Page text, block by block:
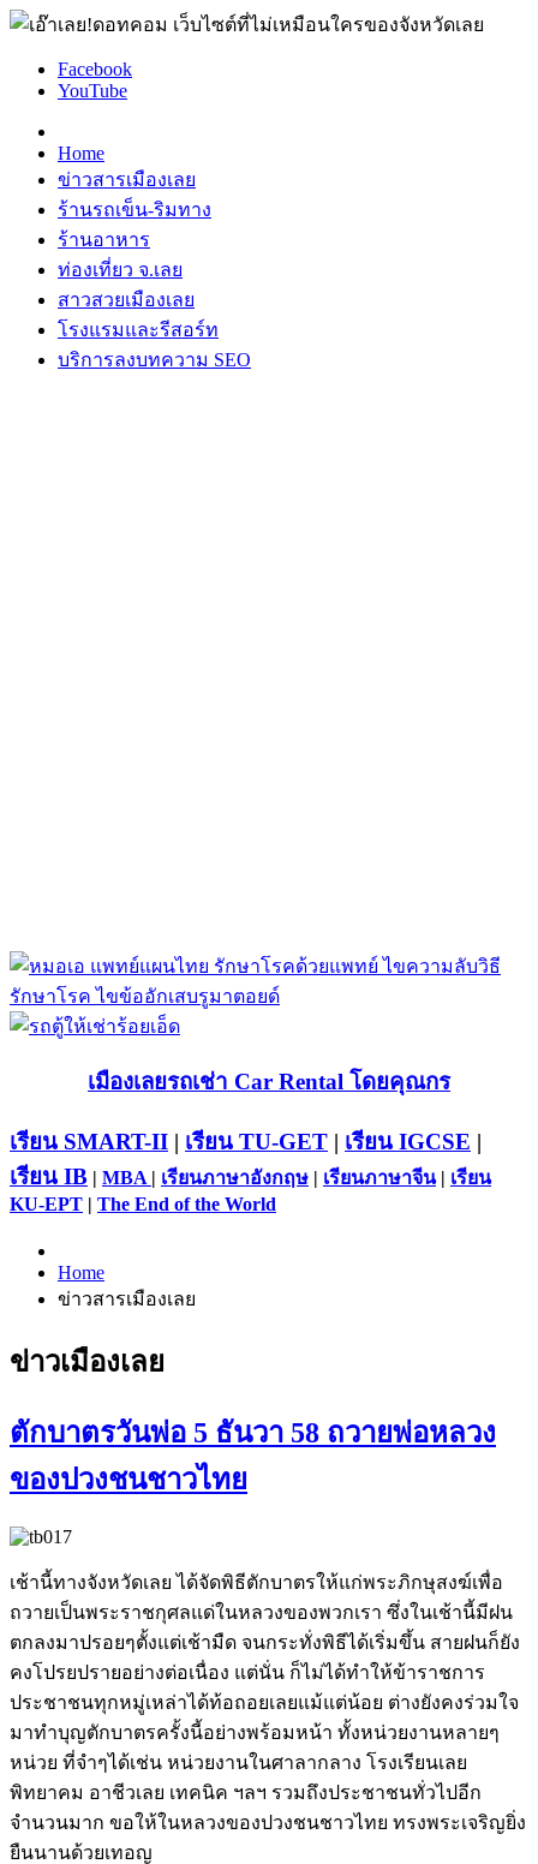
Facebook
YouTube
Home
ข่าวสารเมืองเลย
ร้านรถเข็น-ริมทาง
ร้านอาหาร
ท่องเที่ยว จ.เลย
สาวสวยเมืองเลย
โรงแรมและรีสอร์ท
บริการลงบทความ SEO
เมืองเลยรถเช่า Car Rental โดยคุณกร
เรียน SMART-II | เรียน TU-GET | เรียน IGCSE |
เรียน IB | MBA | เรียนภาษาอังกฤษ | เรียนภาษาจีน| เรียน
KU-EPT | The End of the World
Home
ข่าวสารเมืองเลย
ข่าวเมืองเลย
ตักบาตรวันพ่อ 5 ธันวา 58 ถวายพ่อหลวง
ของปวงชนชาวไทย
เช้านี้ทางจังหวัดเลย ได้จัดพิธีตักบาตรให้แก่พระภิกษุสงฆ์เพื่อ
ถวายเป็นพระราชกุศลแด่ในหลวงของพวกเรา ซึ่งในเช้านี้มีฝน
ตกลงมาปรอยๆตั้งแต่เช้ามืด จนกระทั่งพิธีได้เริ่มขึ้น สายฝนก็ยัง
คงโปรยปรายอย่างต่อเนื่อง แต่นั่น ก็ไม่ได้ทำให้ข้าราชการ
ประชาชนทุกหมู่เหล่าได้ท้อถอยเลยแม้แต่น้อย ต่างยังคงร่วมใจ
มาทำบุญตักบาตรครั้งนี้อย่างพร้อมหน้า ทั้งหน่วยงานหลายๆ
หน่วย ที่จำๆได้เช่น หน่วยงานในศาลากลาง โรงเรียนเลย
พิทยาคม อาชีวเลย เทคนิค ฯลฯ รวมถึงประชาชนทั่วไปอีก
จำนวนมาก ขอให้ในหลวงของปวงชนชาวไทย ทรงพระเจริญยิ่ง
ยืนนานด้วยเทอญ